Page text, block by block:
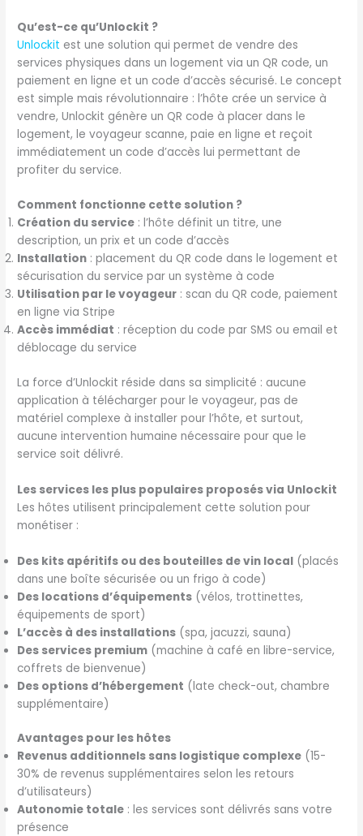
Qu’est-ce qu’Unlockit ?
Unlockit est une solution qui permet de vendre des
services physiques dans un logement via un QR code, un
paiement en ligne et un code d’accès sécurisé. Le concept
est simple mais révolutionnaire : l’hôte crée un service à
vendre, Unlockit génère un QR code à placer dans le
logement, le voyageur scanne, paie en ligne et reçoit
immédiatement un code d’accès lui permettant de
profiter du service.
Comment fonctionne cette solution ?
Création du service : l’hôte définit un titre, une
description, un prix et un code d’accès
Installation : placement du QR code dans le logement et
sécurisation du service par un système à code
Utilisation par le voyageur : scan du QR code, paiement
en ligne via Stripe
Accès immédiat : réception du code par SMS ou email et
déblocage du service
La force d’Unlockit réside dans sa simplicité : aucune
application à télécharger pour le voyageur, pas de
matériel complexe à installer pour l’hôte, et surtout,
aucune intervention humaine nécessaire pour que le
service soit délivré.
Les services les plus populaires proposés via Unlockit
Les hôtes utilisent principalement cette solution pour
monétiser :
Des kits apéritifs ou des bouteilles de vin local (placés
dans une boîte sécurisée ou un frigo à code)
Des locations d’équipements (vélos, trottinettes,
équipements de sport)
L’accès à des installations (spa, jacuzzi, sauna)
Des services premium (machine à café en libre-service,
coffrets de bienvenue)
Des options d’hébergement (late check-out, chambre
supplémentaire)
Avantages pour les hôtes
Revenus additionnels sans logistique complexe (15-
30% de revenus supplémentaires selon les retours
d’utilisateurs)
Autonomie totale : les services sont délivrés sans votre
présence